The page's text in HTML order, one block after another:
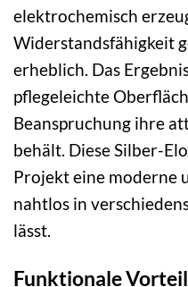
elektrochemisch
Widerstandsfähigkeit
erheblich. Das
pflegeleichte
Beanspruchung ihre
behält. Diese Silber-
Projekt eine moderne
nahtlos in
lässt.
Funktionale